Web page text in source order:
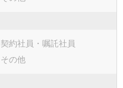
与謝郡伊根町
契約社員・嘱託社員
その他